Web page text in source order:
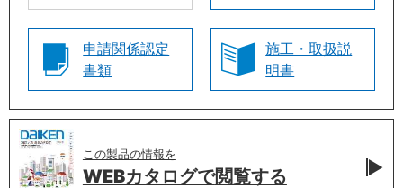
申請関係認定
書類
施工・取扱説
明書
この製品の情報を
WEBカタログで閲覧する